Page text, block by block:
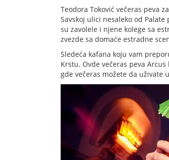
Teodora Toković večeras peva
Savskoj ulici nesaleko od
su zavolele i njene kolege sa
zvezde sa domaće estradne
Sledeća kafana koju vam
Krstu. Ovde večeras peva
gde večeras možete da uživate